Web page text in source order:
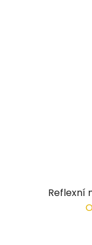
Reflexní